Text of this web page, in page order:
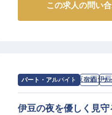
お客様が心から安らげ
ティの補充など、細やか
ーー【働きやすさを大切
当施設では、パート・ア
この求人の問い
パート・アルバイト 宿泊 ナ
求人情報：あたら夜 西伊豆
伊豆の夜を優しく見守